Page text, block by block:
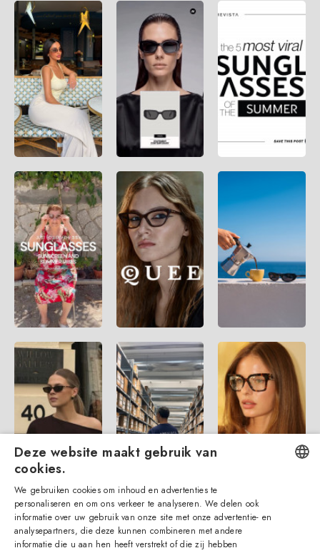
ITALIAN
Deze website maakt gebruik van
cookies.
We gebruiken cookies om inhoud en advertenties te
personaliseren en om ons verkeer te analyseren. We delen ook
informatie over uw gebruik van onze site met onze advertentie- en
analysepartners, die deze kunnen combineren met andere
informatie die u aan hen heeft verstrekt of die zij hebben